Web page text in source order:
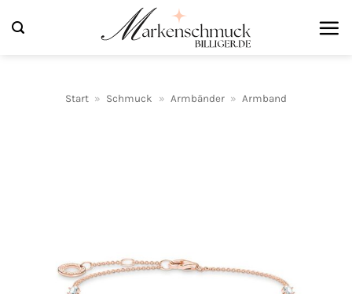
Inhalt
Start » Schmuck » Armbänder » Armband